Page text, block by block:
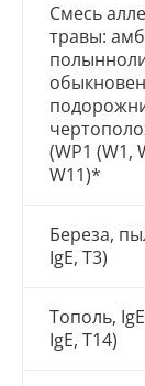
Смесь
травы:
(WP1 (W1,
W11)*
Береза,
IgE, Т3)
Тополь,
IgE, T14)